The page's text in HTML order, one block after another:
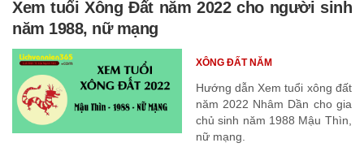
Xem tuổi Xông Đất năm 2022 cho người sinh
năm 1988, nữ mạng
Hướng dẫn Xem tuổi xông đất
năm 2022 Nhâm Dần cho gia
chủ sinh năm 1988 Mậu Thìn,
nữ mạng.
XÔNG ĐẤT NĂM